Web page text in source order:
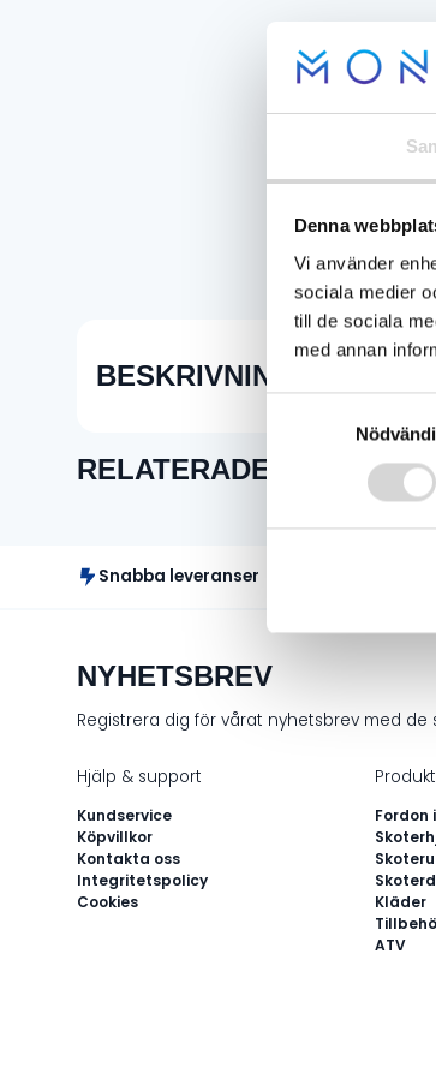
Denna
Vi använder
sociala medier
till de sociala
med annan
BESKRIVNING
RELATERADE
Snabba leveranser
NYHETSBREV
Registrera dig för vårat nyhetsbrev med
Hjälp & support
Kundservice
Köpvillkor
Kontakta oss
Integritetspolicy
Cookies
Fordon
Kläder
ATV